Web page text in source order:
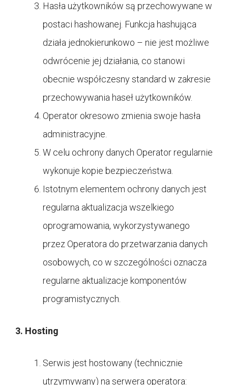
Hasła użytkowników są przechowywane w
postaci hashowanej. Funkcja hashująca
działa jednokierunkowo – nie jest możliwe
odwrócenie jej działania, co stanowi
obecnie współczesny standard w zakresie
przechowywania haseł użytkowników.
Operator okresowo zmienia swoje hasła
administracyjne.
W celu ochrony danych Operator regularnie
wykonuje kopie bezpieczeństwa.
Istotnym elementem ochrony danych jest
regularna aktualizacja wszelkiego
oprogramowania, wykorzystywanego
przez Operatora do przetwarzania danych
osobowych, co w szczególności oznacza
regularne aktualizacje komponentów
programistycznych.
3. Hosting
Serwis jest hostowany (technicznie
utrzymywany) na serwera operatora: